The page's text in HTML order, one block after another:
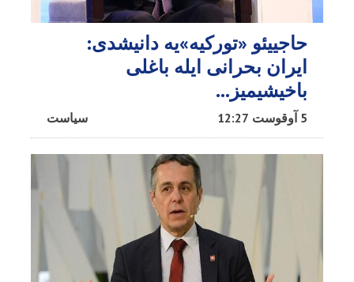
حاجییئو «تورکیه»یه دانیشدی:
ایران بحرانی ایله باغلی
باخیشیمیز...
سیاست 5 آوقوست 12:27